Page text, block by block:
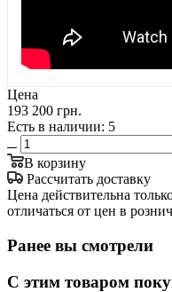
Цена
193 200 грн.
Есть в наличии: 5
В корзину
Рассчитать доставку
Цена действительна
отличаться от цен в
Ранее вы смотрели
С этим товаром